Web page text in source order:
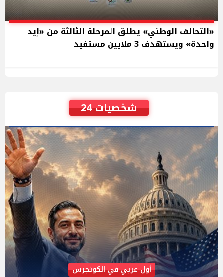
«التحالف الوطني» يطلق المرحلة الثالثة من «إيد
واحدة» ويستهدف 3 ملايين مستفيد
شخصيات 24
AIPAC رصدت 30 مليون دولار لإضعافه